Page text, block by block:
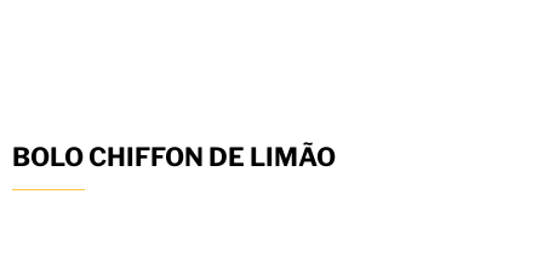
BOLO CHIFFON DE LIMÃO